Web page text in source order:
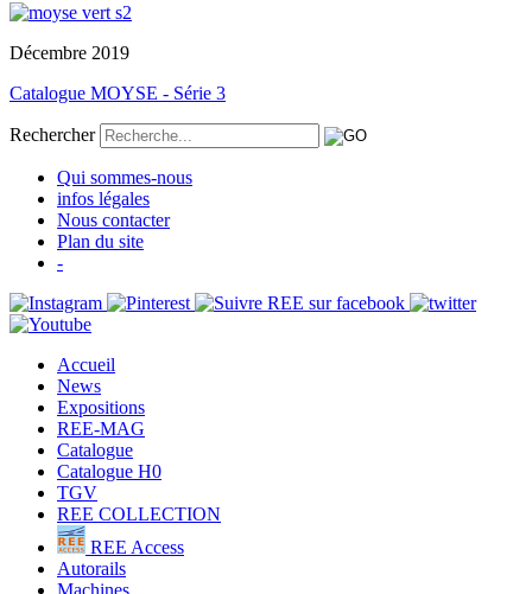
Décembre 2019
Catalogue MOYSE - Série 3
Rechercher
Qui sommes-nous
infos légales
Nous contacter
Plan du site
-
Accueil
News
Expositions
REE-MAG
Catalogue
Catalogue H0
TGV
REE COLLECTION
REE Access
Autorails